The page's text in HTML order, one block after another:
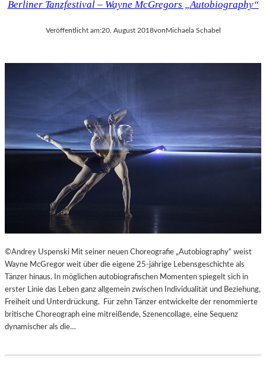
Berliner Tanzfestival – Wayne McGregors „Autobiography“
Veröffentlicht am:20. August 2018von Michaela Schabel
©Andrey Uspenski Mit seiner neuen Choreografie „Autobiography“ weist
Wayne McGregor weit über die eigene 25-jährige Lebensgeschichte als
Tänzer hinaus. In möglichen autobiografischen Momenten spiegelt sich in
erster Linie das Leben ganz allgemein zwischen Individualität und Beziehung,
Freiheit und Unterdrückung. Für zehn Tänzer entwickelte der renommierte
britische Choreograph eine mitreißende, Szenencollage, eine Sequenz
dynamischer als die…